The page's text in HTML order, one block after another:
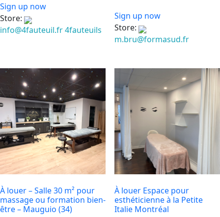
Sign up now
Store:
info@4fauteuil.fr 4fauteuils
Sign up now
Store:
m.bru@formasud.fr
À louer – Salle 30 m² pour
massage ou formation bien-
être – Mauguio (34)
À louer Espace pour
esthéticienne à la Petite
Italie Montréal